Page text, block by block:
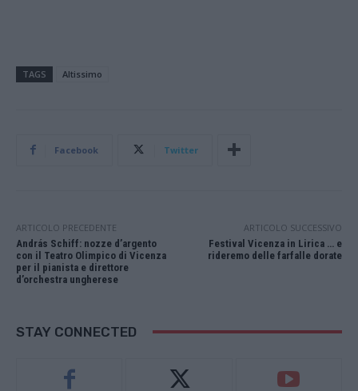
TAGS Altissimo
Facebook Twitter
ARTICOLO PRECEDENTE
András Schiff: nozze d’argento
con il Teatro Olimpico di Vicenza
per il pianista e direttore
d’orchestra ungherese
ARTICOLO SUCCESSIVO
Festival Vicenza in Lirica … e
rideremo delle farfalle dorate
STAY CONNECTED